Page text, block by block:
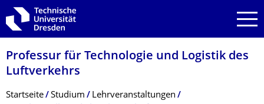
Zur Hauptnavigation springen
Zur Suche springen
Zum Inhalt springen
Professur für Technologie und Logistik des
Luftverkehrs
Breadcrumb-Menü
Startseite Studium
Lehrveranstaltungen